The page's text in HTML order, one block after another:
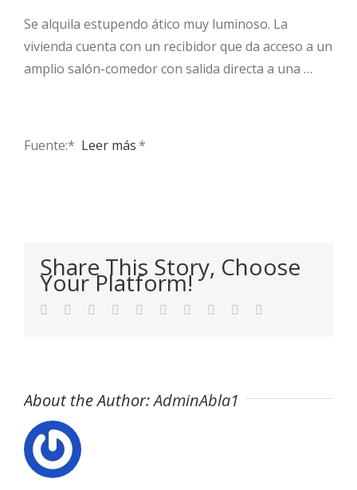
Se alquila estupendo ático muy luminoso. La
vivienda cuenta con un recibidor que da acceso a un
amplio salón-comedor con salida directa a una …
Fuente:* ​ Leer más*
Share This Story, Choose
Your Platform!
Facebook
TwitterLinkedIn
Reddit WhatsApp
TumblrPinterest Xing
About the Author:AdminAbla1